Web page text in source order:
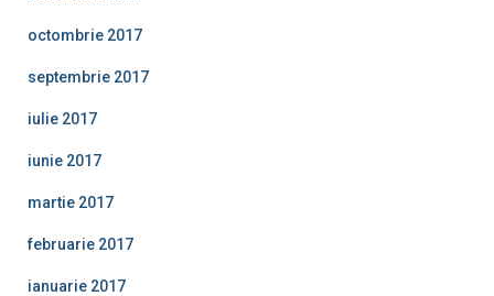
octombrie 2017
septembrie 2017
iulie 2017
iunie 2017
martie 2017
februarie 2017
ianuarie 2017